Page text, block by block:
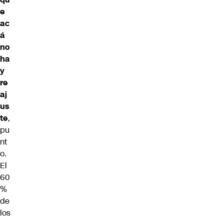
e
ac
á
no
ha
y
re
aj
us
te,
pu
nt
o.
El
60
%
de
los